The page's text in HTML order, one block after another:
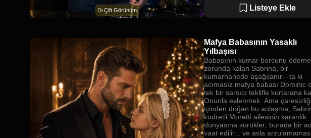
Çift Görünüm Listeye Ekle
Mafya Babasının Yasaklı
Yılbaşısı
Babasının kumar borcunu
zorunda kalan Sabrina, bir
kumarhanede aşağılanır—ta ki
acımasız mafya babası Dominic
tek bir sarsıcı teklifle kurtarana
Onunla evlenmek. Ama
içinden doğan bu anlaşma,
kudretli Moretti ailesinin karanlık
dünyasına sürükler; burada bir
vaat edilir... ve asla